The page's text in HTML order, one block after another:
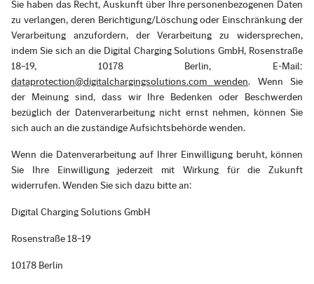
Sie haben das Recht, Auskunft über Ihre personenbezogenen Daten
zu verlangen, deren Berichtigung/Löschung oder Einschränkung der
Verarbeitung anzufordern, der Verarbeitung zu widersprechen,
indem Sie sich an die Digital Charging Solutions GmbH, Rosenstraße
18–19, 10178 Berlin, E-Mail:
dataprotection@digitalchargingsolutions.com wenden. Wenn Sie
der Meinung sind, dass wir Ihre Bedenken oder Beschwerden
bezüglich der Datenverarbeitung nicht ernst nehmen, können Sie
sich auch an die zuständige Aufsichtsbehörde wenden.
Wenn die Datenverarbeitung auf Ihrer Einwilligung beruht, können
Sie Ihre Einwilligung jederzeit mit Wirkung für die Zukunft
widerrufen. Wenden Sie sich dazu bitte an:
Digital Charging Solutions GmbH
Rosenstraße 18–19
10178 Berlin